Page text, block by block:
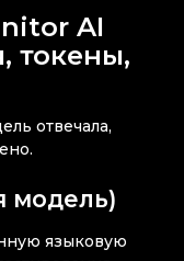
AI
токены,
отвечала,
модель)
языковую